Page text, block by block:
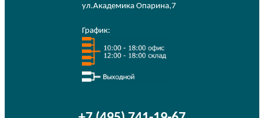
ул.Академика Опарина,7
График: